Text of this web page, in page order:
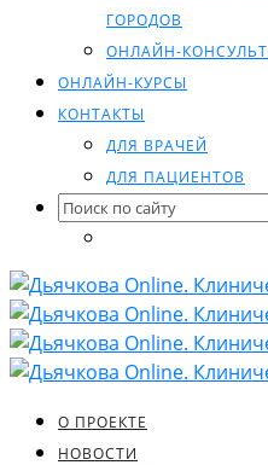
ГОРОДОВ
ОНЛАЙН-
ОНЛАЙН-КУРСЫ
КОНТАКТЫ
ДЛЯ ВРАЧЕЙ
ДЛЯ ПАЦИЕНТОВ
Search
for:
О ПРОЕКТЕ
НОВОСТИ